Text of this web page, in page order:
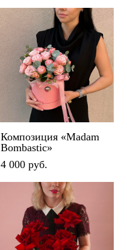
Композиция «Madam
Bombastic»
4 000 pуб.